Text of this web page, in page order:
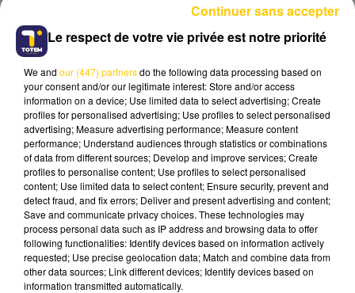
Lecture (6 min 19 sec)
3 avril 2025 - 6 min 19 sec
L'INFO DU TARN DU 03/04/25 À 12H29
L'info du Tarn
Le respect de votre vie privée est notre priorité
We and our (447) partnersdo the following data processing based on
your consent and/or our legitimate interest: Store and/or access
information on a device; Use limited data to select advertising; Create
profiles for personalised advertising; Use profiles to select personalised
advertising; Measure advertising performance; Measure content
performance; Understand audiences through statistics or combinations
of data from different sources; Develop and improve services; Create
profiles to personalise content; Use profiles to select personalised
content; Use limited data to select content; Ensure security, prevent and
detect fraud, and fix errors; Deliver and present advertising and content;
Save and communicate privacy choices. These technologies may
process personal data such as IP address and browsing data to offer
following functionalities: Identify devices based on information actively
requested; Use precise geolocation data; Match and combine data from
other data sources; Link different devices; Identify devices based on
information transmitted automatically.
Continuer sans accepter